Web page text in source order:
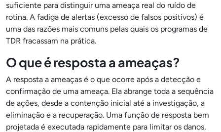
suficiente para distinguir uma ameaça real do ruído de
rotina. A fadiga de alertas (excesso de falsos positivos) é
uma das razões mais comuns pelas quais os programas de
TDR fracassam na prática.
O que é resposta a ameaças?
A resposta a ameaças é o que ocorre após a detecção e
confirmação de uma ameaça. Ela abrange toda a sequência
de ações, desde a contenção inicial até a investigação, a
eliminação e a recuperação. Uma função de resposta bem
projetada é executada rapidamente para limitar os danos,